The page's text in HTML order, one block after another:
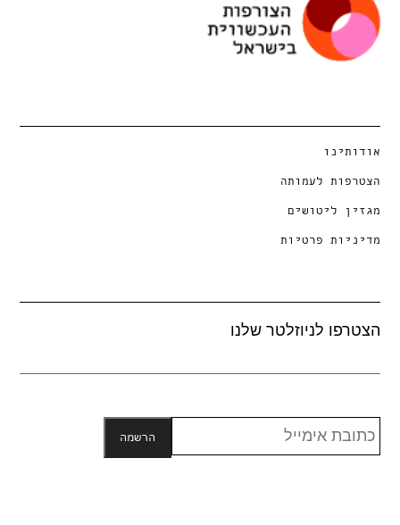
אודותינו
הצטרפות לעמותה
מגזין ליטושים
מדיניות פרטיות
הצטרפו לניוזלטר שלנו
הרשמה